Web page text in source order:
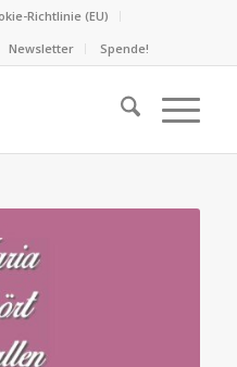
Richtlinie (EU)
Newsletter Spende!